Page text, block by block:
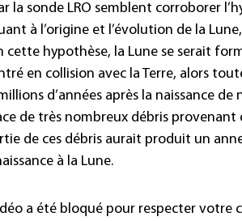
la sonde LRO semblent corroborer
à l’origine et l’évolution de la
cette hypothèse, la Lune se serait
en collision avec la Terre, alors
d’années après la naissance de
de très nombreux débris
de ces débris aurait produit un
à la Lune.
a été bloqué pour respecter votre